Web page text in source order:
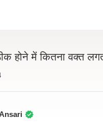
होने में कितना वक्त